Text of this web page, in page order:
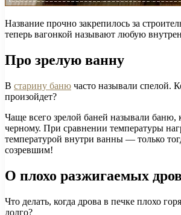
Название прочно закрепилось за
теперь вагонкой называют любую
Про зрелую ванну
В старину баню часто называли спелой.
произойдет?
Чаще всего зрелой баней называли
черному. При сравнении температуры
температурой внутри ванны — только
созревшим!
О плохо разжигаемых
Что делать, когда дрова в печке плохо
долго?